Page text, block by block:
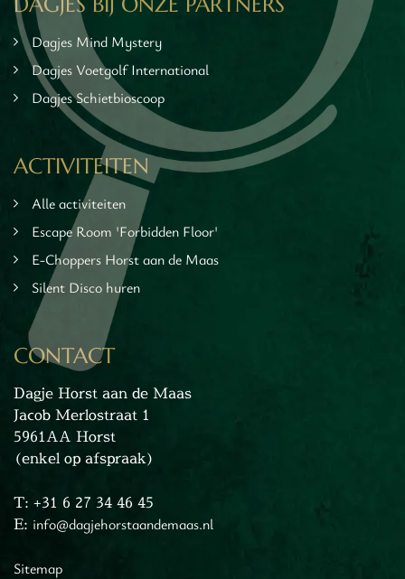
Dagjes Mind Mystery
Dagjes Voetgolf International
Dagjes Schietbioscoop
ACTIVITEITEN
Alle activiteiten
Escape Room 'Forbidden Floor'
E-Choppers Horst aan de Maas
Silent Disco huren
CONTACT
Dagje Horst aan de Maas
Jacob Merlostraat 1
5961AA Horst
(enkel op afspraak)
T: +31 6 27 34 46 45
E: info@dagjehorstaandemaas.nl
Sitemap